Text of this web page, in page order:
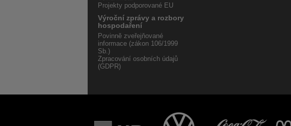
Projekty podporované EU
Výroční zprávy a rozbory
hospodaření
Povinně zveřejňované
informace (zákon 106/1999
Sb.)
Zpracování osobních údajů
(GDPR)